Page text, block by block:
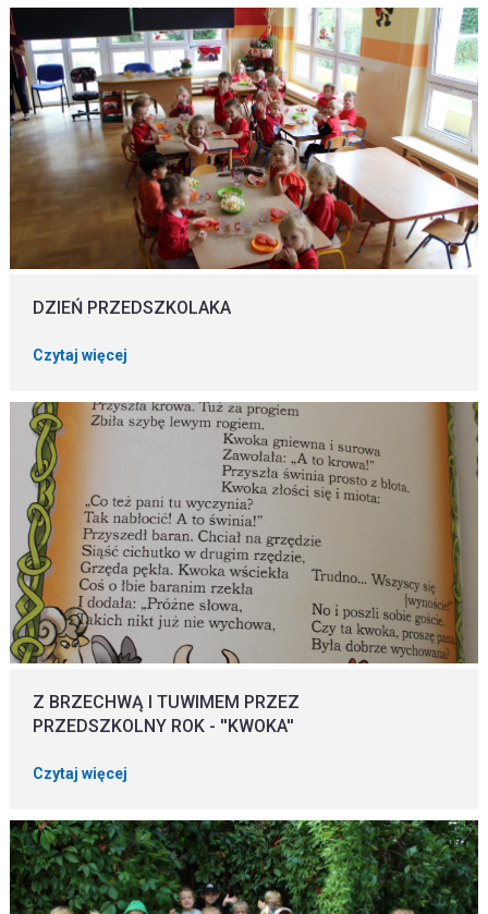
DZIEŃ PRZEDSZKOLAKA
Czytaj więcej
Z BRZECHWĄ I TUWIMEM PRZEZ
PRZEDSZKOLNY ROK - ''KWOKA''
Czytaj więcej